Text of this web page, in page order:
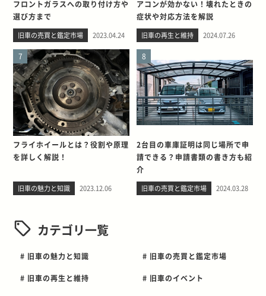
フロントガラスへの取り付け方や
選び方まで
旧車の売買と鑑定市場 2023.04.24
アコンが効かない！壊れたときの
症状や対応方法を解説
旧車の再生と維持 2024.07.26
7
フライホイールとは？役割や原理
を詳しく解説！
旧車の魅力と知識 2023.12.06
8
2台目の車庫証明は同じ場所で申
請できる？申請書類の書き方も紹
介
旧車の売買と鑑定市場 2024.03.28
カテゴリ一覧
# 旧車の魅力と知識 # 旧車の売買と鑑定市場
# 旧車の再生と維持 # 旧車のイベント